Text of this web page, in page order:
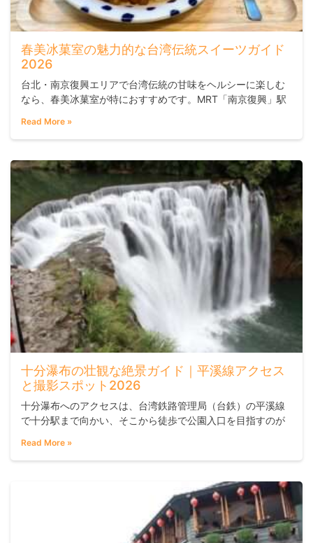
春美冰菓室の魅力的な台湾伝統スイーツガイド
2026
台北・南京復興エリアで台湾伝統の甘味をヘルシーに楽しむ
なら、春美冰菓室が特におすすめです。MRT「南京復興」駅
花やかき氷がリピーターを増やしています。初めて台湾スイ
ーツを試す方にも、定番の味を再確認したい方にも対応でき
る一軒です。
Read More »
十分瀑布の壮観な絶景ガイド｜平溪線アクセス
と撮影スポット2026
十分瀑布へのアクセスは、台湾鉄路管理局（台鉄）の平溪線
で十分駅まで向かい、そこから徒歩で公園入口を目指すのが
愛好家・半日の自然散策を楽しみたい方に向いているスポッ
Read More »